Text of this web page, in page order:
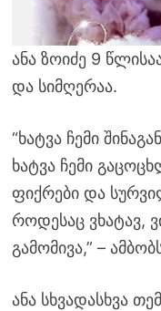
ანა ზოიძე 9
და სიმღერაა.
“ხატვა ჩემი
ხატვა ჩემი
ფიქრები და
როდესაც ვხატავ,
გამომივა,” –
ანა სხვადასხვა